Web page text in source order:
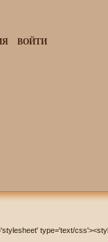
ВОЙТИ
type='text/